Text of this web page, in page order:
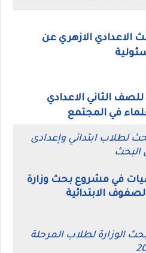
الازهري عن
الثاني الاعدادي
في المجتمع
لطلاب ابتدائي وإعدادى
البحث
في مشروع بحث وزارة
الابتدائية
الوزارة لطلاب المرحلة